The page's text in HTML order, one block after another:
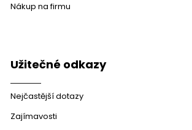
Nákup na firmu
Užitečné odkazy
Nejčastější dotazy
Zajímavosti